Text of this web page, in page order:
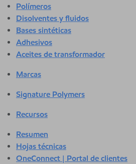
Polímeros
Disolventes y fluidos
Bases sintéticas
Adhesivos
Aceites de transformador
Marcas
Signature Polymers
Recursos
Resumen
Hojas técnicas
OneConnect | Portal de clientes